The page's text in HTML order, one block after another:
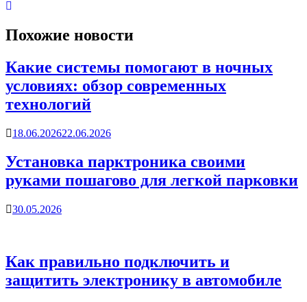
Похожие новости
Какие системы помогают в ночных
условиях: обзор современных
технологий
18.06.202622.06.2026
Установка парктроника своими
руками пошагово для легкой парковки
30.05.2026
Как правильно подключить и
защитить электронику в автомобиле